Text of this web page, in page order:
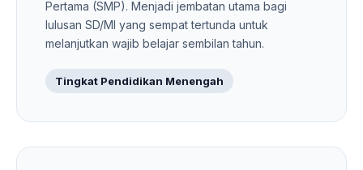
Pertama (SMP). Menjadi jembatan utama bagi
lulusan SD/MI yang sempat tertunda untuk
melanjutkan wajib belajar sembilan tahun.
Tingkat Pendidikan Menengah